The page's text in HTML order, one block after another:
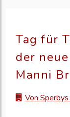
Tag für
der
Manni
Von